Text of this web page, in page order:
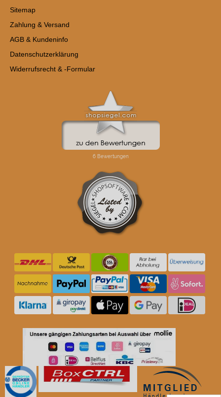
Sitemap
Zahlung & Versand
AGB & Kundeninfo
Datenschutzerklärung
Widerrufsrecht & -Formular